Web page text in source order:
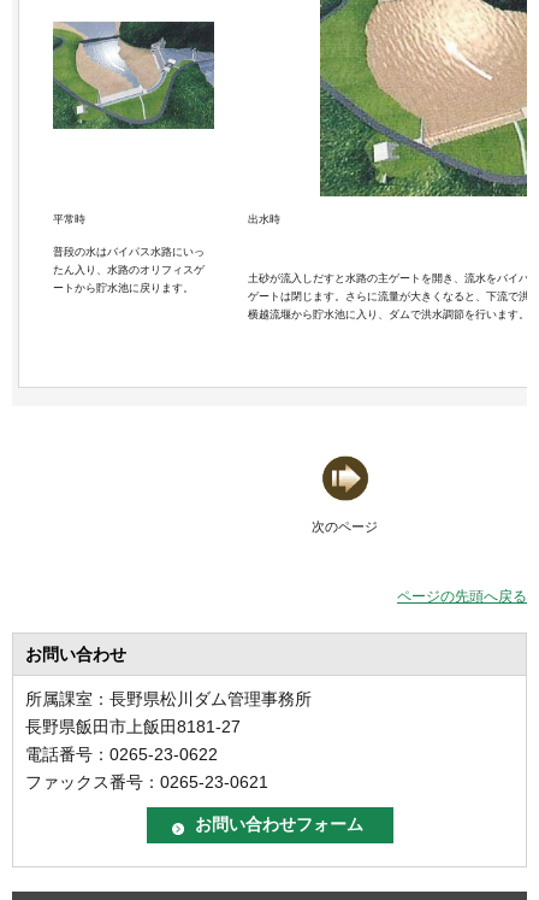
平常時 出水時
普段の水はバイパス水路にいっ
たん入り、水路のオリフィスゲ
ートから貯水池に戻ります。
土砂が流入しだすと水路の主ゲートを開き、流水をバイパ
ゲートは閉じます。さらに流量が大きくなると、下流で洪
横越流堰から貯水池に入り、ダムで洪水調節を行います。
次のページ
ページの先頭へ戻る
お問い合わせ
所属課室：長野県松川ダム管理事務所
長野県飯田市上飯田8181-27
電話番号：0265-23-0622
ファックス番号：0265-23-0621